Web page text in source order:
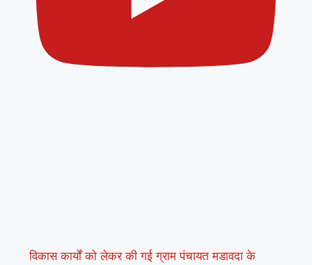
विकास कार्यों को लेकर की गई ग्राम पंचायत मडावदा के